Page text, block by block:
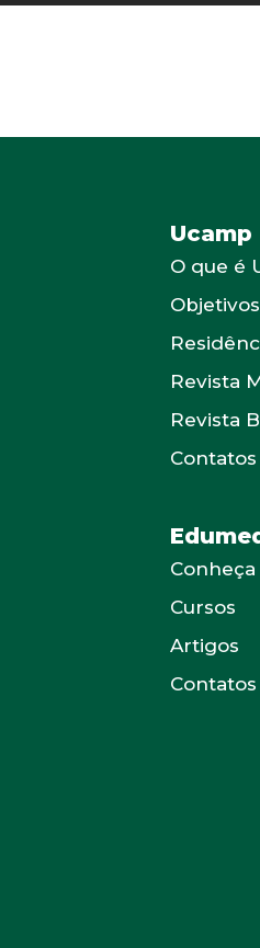
Ucamp
O que é
Objetivos
Revista
Revista
Contatos
Cursos
Artigos
Contatos